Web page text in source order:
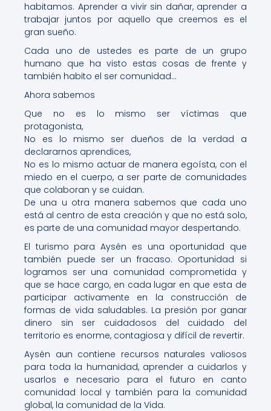
habitamos. Aprender a vivir sin dañar, aprender a
trabajar juntos por aquello que creemos es el
gran sueño.
Cada uno de ustedes es parte de un grupo
humano que ha visto estas cosas de frente y
también habito el ser comunidad…
Ahora sabemos
Que no es lo mismo ser víctimas que
protagonista,
No es lo mismo ser dueños de la verdad a
declararnos aprendices,
No es lo mismo actuar de manera egoísta, con el
miedo en el cuerpo, a ser parte de comunidades
que colaboran y se cuidan.
De una u otra manera sabemos que cada uno
está al centro de esta creación y que no está solo,
es parte de una comunidad mayor despertando.
El turismo para Aysén es una oportunidad que
también puede ser un fracaso. Oportunidad si
logramos ser una comunidad comprometida y
que se hace cargo, en cada lugar en que esta de
participar activamente en la construcción de
formas de vida saludables. La presión por ganar
dinero sin ser cuidadosos del cuidado del
territorio es enorme, contagiosa y difícil de revertir.
Aysén aun contiene recursos naturales valiosos
para toda la humanidad, aprender a cuidarlos y
usarlos e necesario para el futuro en canto
comunidad local y también para la comunidad
global, la comunidad de la Vida.